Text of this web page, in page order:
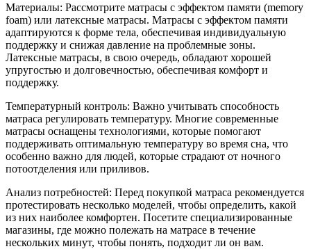
Материалы: Рассмотрите матрасы с эффектом памяти (memory
foam) или латексные матрасы. Матрасы с эффектом памяти
адаптируются к форме тела, обеспечивая индивидуальную
поддержку и снижая давление на проблемные зоны.
Латексные матрасы, в свою очередь, обладают хорошей
упругостью и долговечностью, обеспечивая комфорт и
поддержку.
Температурный контроль: Важно учитывать способность
матраса регулировать температуру. Многие современные
матрасы оснащены технологиями, которые помогают
поддерживать оптимальную температуру во время сна, что
особенно важно для людей, которые страдают от ночного
потоотделения или приливов.
Анализ потребностей: Перед покупкой матраса рекомендуется
протестировать несколько моделей, чтобы определить, какой
из них наиболее комфортен. Посетите специализированные
магазины, где можно полежать на матрасе в течение
нескольких минут, чтобы понять, подходит ли он вам.